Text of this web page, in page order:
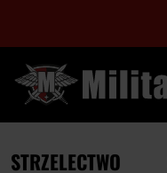
STRZELECTWO